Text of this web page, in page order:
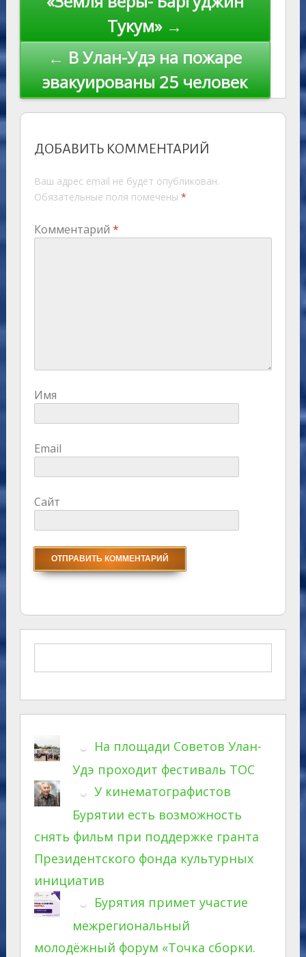
Тукум» →
← В Улан-Удэ на пожаре
эвакуированы 25 человек
ДОБАВИТЬ КОММЕНТАРИЙ
Ваш адрес email не будет опубликован.
Обязательные поля помечены *
Комментарий *
Имя
Email
Сайт
На площади Советов Улан-
Удэ проходит фестиваль ТОС
У кинематографистов
Бурятии есть возможность
снять фильм при поддержке гранта
Президентского фонда культурных
инициатив
Бурятия примет участие
межрегиональный
молодёжный форум «Точка сборки.